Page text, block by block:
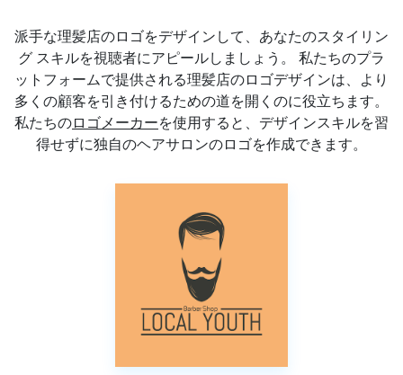
派手な理髪店のロゴをデザインして、あなたのスタイリン
グ スキルを視聴者にアピールしましょう。 私たちのプラ
ットフォームで提供される理髪店のロゴデザインは、より
多くの顧客を引き付けるための道を開くのに役立ちます。
私たちのロゴメーカーを使用すると、デザインスキルを習
得せずに独自のヘアサロンのロゴを作成できます。